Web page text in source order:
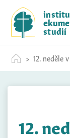
c
studií
12. neděle
12.